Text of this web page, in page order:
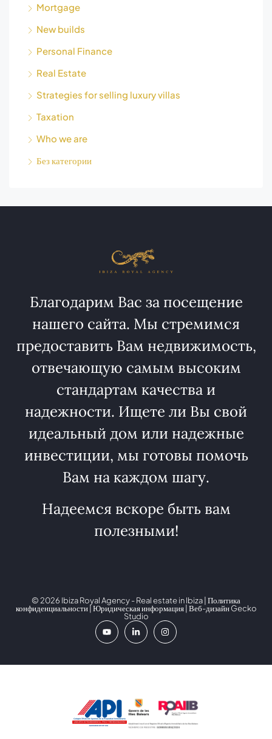
Mortgage
New builds
Personal Finance
Real Estate
Strategies for selling luxury villas
Taxation
Who we are
Без категории
Благодарим Вас за посещение
нашего сайта. Мы стремимся
предоставить Вам недвижимость,
отвечающую самым высоким
стандартам качества и
надежности. Ищете ли Вы свой
идеальный дом или надежные
инвестиции, мы готовы помочь
Вам на каждом шагу.
Надеемся вскоре быть вам
полезными!
© 2026 Ibiza Royal Agency - Real estate in Ibiza | Политика
конфиденциальности|Юридическая информация| Веб-дизайнGecko
Studio